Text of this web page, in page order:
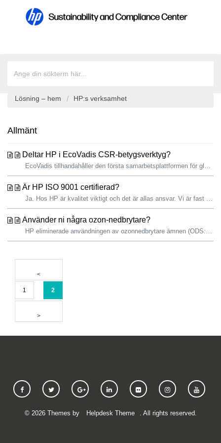
Lösning – hem HP:s verksamhet
Allmänt
Deltar HP i EcoVadis CSR-betygsverktyg?
EcoVadis tillhandahåller den första samarbetsplattformen för globala försörjningskedjors hållbarhetsrankning. Plattformen arbetar även med konsortier för s...
Är HP ISO 9001 certifierad?
Ja. Hos HP är kvalitet viktigt och det är allas ansvar. Vi är fast beslutna att ständigt förbättra kvaliteten på våra produkter och tjänster. Och vi lev...
Använder ni några ozon-nedbrytare?
HP eliminerade användningen av ozonnedbrytare ämnen (ODS:er) i alla produkter och all tillverkning år 1993. På HP-anläggningar används ODS:er som kylme...
1 2
© 2026Themes by Helpdesk Theme . All rights reserved.